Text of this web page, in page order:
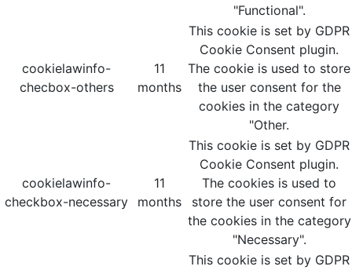
"Functional".
cookielawinfo-
checbox-others
11
months
This cookie is set by GDPR
Cookie Consent plugin.
The cookie is used to store
the user consent for the
cookies in the category
"Other.
cookielawinfo-
checkbox-necessary
11
months
This cookie is set by GDPR
Cookie Consent plugin.
The cookies is used to
store the user consent for
the cookies in the category
"Necessary".
This cookie is set by GDPR